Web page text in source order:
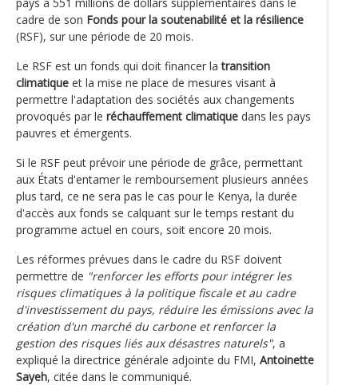
cadre de son Fonds pour la soutenabilité et la résilience
(RSF), sur une période de 20 mois.
Le RSF est un fonds qui doit financer latransition
climatique et la mise ne place de mesures visant à
permettre l'adaptation des sociétés aux changements
provoqués par le réchauffement climatique dans les pays
pauvres et émergents.
Si le RSF peut prévoir une période de grâce, permettant
aux États d'entamer le remboursement plusieurs années
plus tard, ce ne sera pas le cas pour le Kenya, la durée
d'accès aux fonds se calquant sur le temps restant du
programme actuel en cours, soit encore 20 mois.
Les réformes prévues dans le cadre du RSF doivent
permettre de "renforcer les efforts pour intégrer les
risques climatiques à la politique fiscale et au cadre
d'investissement du pays, réduire les émissions avec la
création d'un marché du carbone et renforcer la
gestion des risques liés aux désastres naturels", a
expliqué la directrice générale adjointe du FMI, Antoinette
Sayeh, citée dans le communiqué.